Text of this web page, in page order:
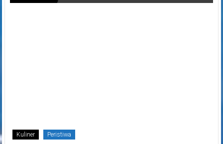
Kuliner Peristiwa